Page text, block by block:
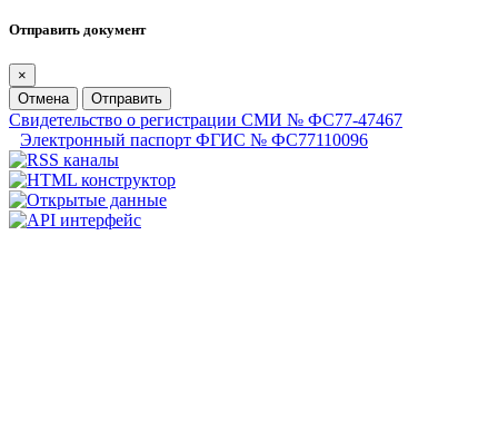
Отправить документ
×
Отмена
Отправить
Свидетельство о регистрации СМИ № ФС77-47467
Электронный паспорт ФГИС № ФС77110096